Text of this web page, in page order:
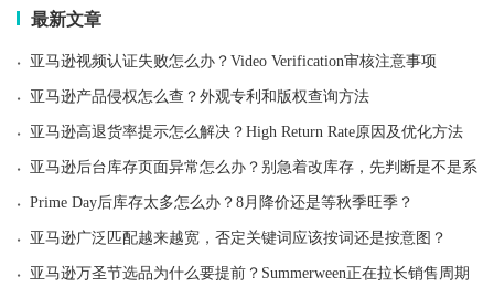
最新文章
· 亚马逊视频认证失败怎么办？Video Verification审核注意事项
· 亚马逊产品侵权怎么查？外观专利和版权查询方法
· 亚马逊高退货率提示怎么解决？High Return Rate原因及优化方法
· 亚马逊后台库存页面异常怎么办？别急着改库存，先判断是不是系
· Prime Day后库存太多怎么办？8月降价还是等秋季旺季？
· 亚马逊广泛匹配越来越宽，否定关键词应该按词还是按意图？
· 亚马逊万圣节选品为什么要提前？Summerween正在拉长销售周期